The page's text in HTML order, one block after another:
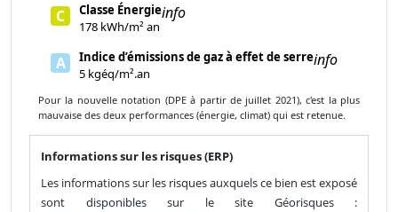
C
Classe Énergie
178 kWh/m² an
info
A
Indice d’émissions de gaz à effet de serre
5 kgéq/m².an
info
Pour la nouvelle notation (DPE à partir de juillet 2021), c'est la plus
mauvaise des deux performances (énergie, climat) qui est retenue.
Informations sur les risques (ERP)
Les informations sur les risques auxquels ce bien est exposé
sont disponibles sur le site Géorisques :